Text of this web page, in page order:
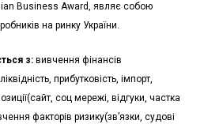
Business Award, являє собою
на ринку України.
з:вивчення фінансів
прибутковість, імпорт,
соц мережі, відгуки, частка
факторів ризику(зв’язки, судові